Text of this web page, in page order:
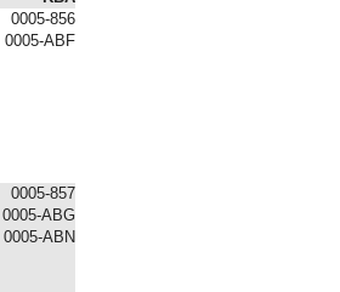
0005-856
0005-ABF
0005-857
0005-ABG
0005-ABN